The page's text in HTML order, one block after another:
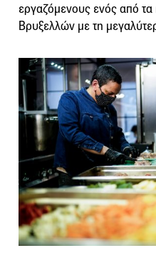
εργαζόμενους ενός από τα
Βρυξελλών με τη